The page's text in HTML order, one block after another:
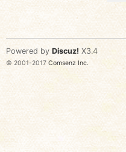
Powered by Discuz! X3.4
© 2001-2017 Comsenz Inc.